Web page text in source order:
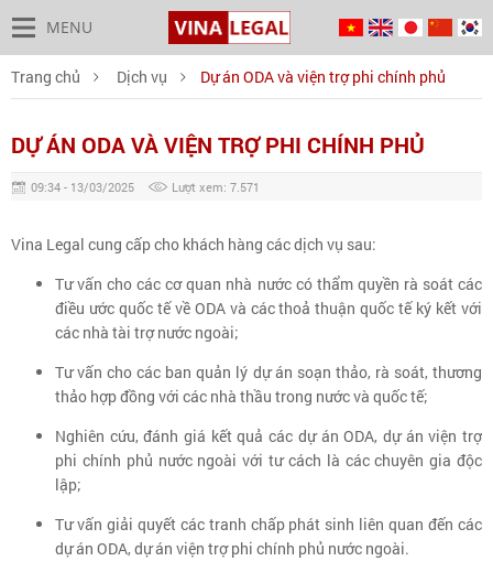
MENU
Trang chủ Dịch vụ Dự án ODA và viện trợ phi chính phủ
DỰ ÁN ODA VÀ VIỆN TRỢ PHI CHÍNH PHỦ
09:34 - 13/03/2025 Lượt xem: 7.571
Vina Legal cung cấp cho khách hàng các dịch vụ sau:
Tư vấn cho các cơ quan nhà nước có thẩm quyền rà soát các
điều ước quốc tế về ODA và các thoả thuận quốc tế ký kết với
các nhà tài trợ nước ngoài;
Tư vấn cho các ban quản lý dự án soạn thảo, rà soát, thương
thảo hợp đồng với các nhà thầu trong nước và quốc tế;
Nghiên cứu, đánh giá kết quả các dự án ODA, dự án viện trợ
phi chính phủ nước ngoài với tư cách là các chuyên gia độc
lập;
Tư vấn giải quyết các tranh chấp phát sinh liên quan đến các
dự án ODA, dự án viện trợ phi chính phủ nước ngoài.